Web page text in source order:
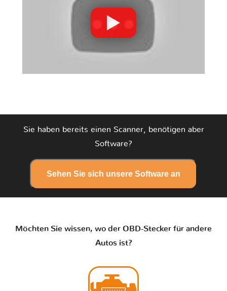
Sie haben bereits einen Scanner, benötigen aber
Software?
Sehen Sie sich unsere Software an
Möchten Sie wissen, wo der OBD-Stecker für andere
Autos ist?